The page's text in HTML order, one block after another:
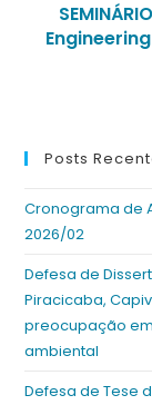
Posts
Cronograma de
2026/02
Defesa de
Piracicaba,
preocupação
ambiental
Defesa de Tese